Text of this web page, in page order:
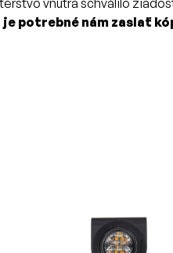
potrebné nám zaslať